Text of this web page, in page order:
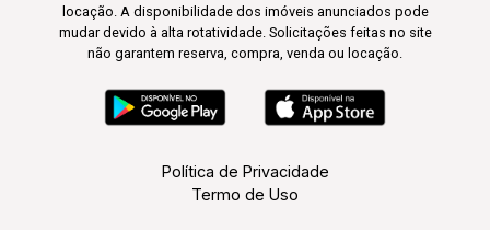
locação. A disponibilidade dos imóveis anunciados pode
mudar devido à alta rotatividade. Solicitações feitas no site
não garantem reserva, compra, venda ou locação.
Política de Privacidade
Termo de Uso